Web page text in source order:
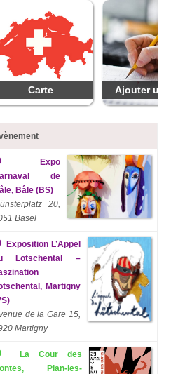
Carte Ajouter
Expo
de
Bâle (BS)
20,
Basel
Exposition L’Appel
Lötschental –
Martigny
de la Gare 15,
Martigny
La Cour des
Plan-les-